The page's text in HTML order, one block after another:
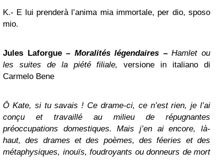
K.- E lui prenderà l’anima mia immortale, per dio, sposo
mio.
Jules Laforgue– Moralités légendaires –Hamlet ou
les suites de la piété filiale,
versione in italiano di
Carmelo Bene
Ô Kate, si tu savais ! Ce drame-ci, ce n’est rien, je l’ai
conçu et travaillé au milieu de répugnantes
préoccupations domestiques. Mais j’en ai encore, là-
haut, des drames et des poèmes, des féeries et des
métaphysiques, inouïs, foudroyants ou donneurs de mort